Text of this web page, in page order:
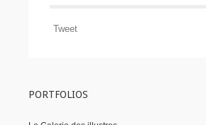
Tweet
PORTFOLIOS